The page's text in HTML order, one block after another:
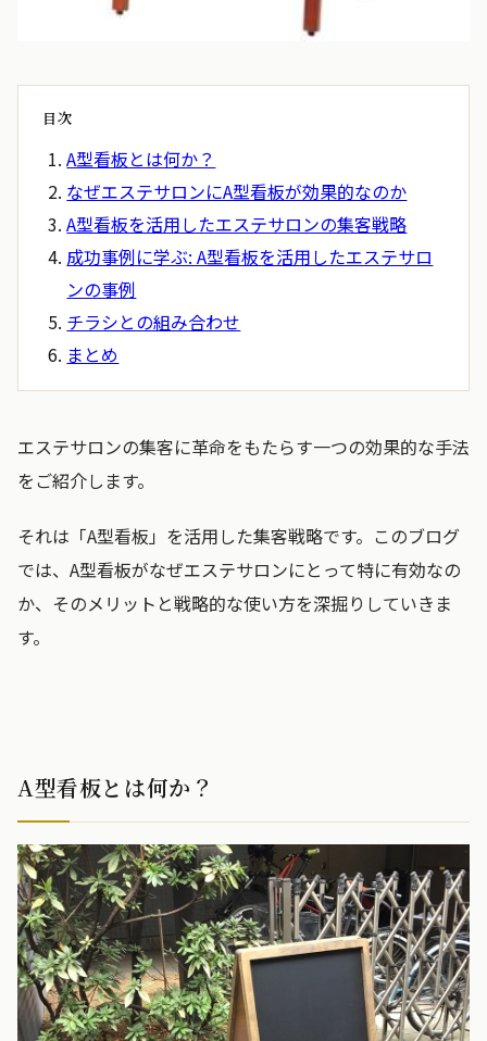
目次
A型看板とは何か？
なぜエステサロンにA型看板が効果的なのか
A型看板を活用したエステサロンの集客戦略
成功事例に学ぶ: A型看板を活用したエステサロ
ンの事例
チラシとの組み合わせ
まとめ
エステサロンの集客に革命をもたらす一つの効果的な手法
をご紹介します。
それは「A型看板」を活用した集客戦略です。このブログ
では、A型看板がなぜエステサロンにとって特に有効なの
か、そのメリットと戦略的な使い方を深掘りしていきま
す。
A型看板とは何か？